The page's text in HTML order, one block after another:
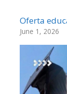
Oferta
June 1, 2026